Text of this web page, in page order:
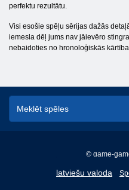
perfektu rezultātu.
Visi esošie spēļu sērijas dažās
iemesla dēļ jums nav jāievēro
nebaidoties no hronoloģiskās
© game-
latviešu valoda
English